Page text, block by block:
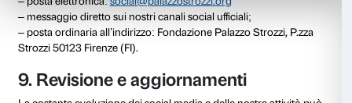
5. Comunicazione: quando appropriato,
responsabile della violazione le ragioni dell’azione
6. Revisione: gli utenti hanno il diritto di richiedere